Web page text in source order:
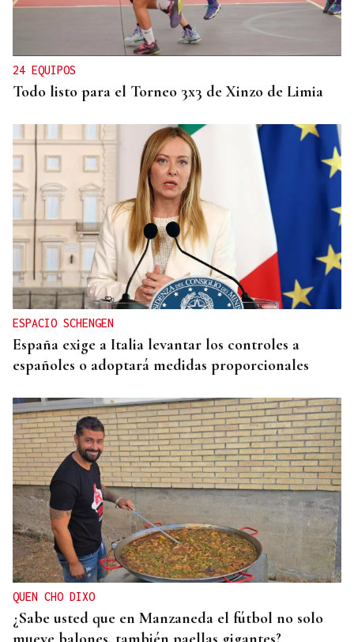
Horóscopo del día: jueves, 6 de agosto
24 EQUIPOS
Todo listo para el Torneo 3x3 de Xinzo de Limia
ESPACIO SCHENGEN
España exige a Italia levantar los controles a
españoles o adoptará medidas proporcionales
QUEN CHO DIXO
¿Sabe usted que en Manzaneda el fútbol no solo